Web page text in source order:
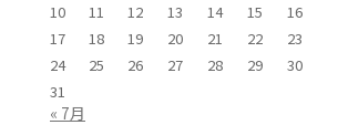
10
11 12 13 14 15
16
17
18 19 20 21 22
23
24
25 26 27 28 29
30
31
« 7月